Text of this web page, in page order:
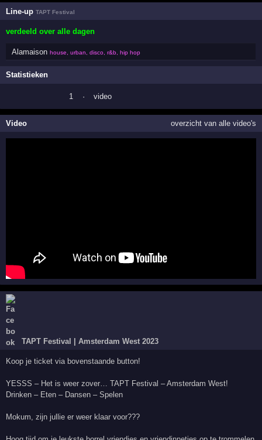
Line-upTAPT Festival
verdeeld over alle dagen
Alamaison house, urban, disco, r&b, hip hop
Statistieken
1 · video
Video overzicht van alle video's
TAPT Festival | Amsterdam West 2023
Koop je ticket via bovenstaande button!
YESSS – Het is weer zover… TAPT Festival – Amsterdam West!
Drinken – Eten – Dansen – Spelen
Mokum, zijn jullie er weer klaar voor???